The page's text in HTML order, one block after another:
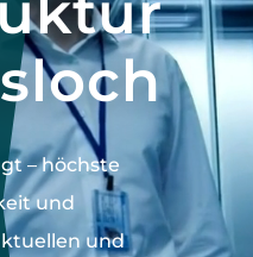
–höchste
und
und